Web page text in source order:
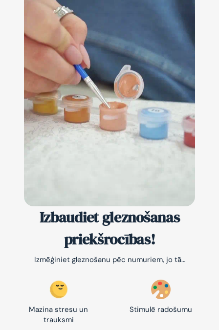
Izbaudiet gleznošanas
priekšrocības!
Izmēģiniet gleznošanu pēc numuriem, jo tā…
Mazina stresu un
trauksmi
Stimulē radošumu